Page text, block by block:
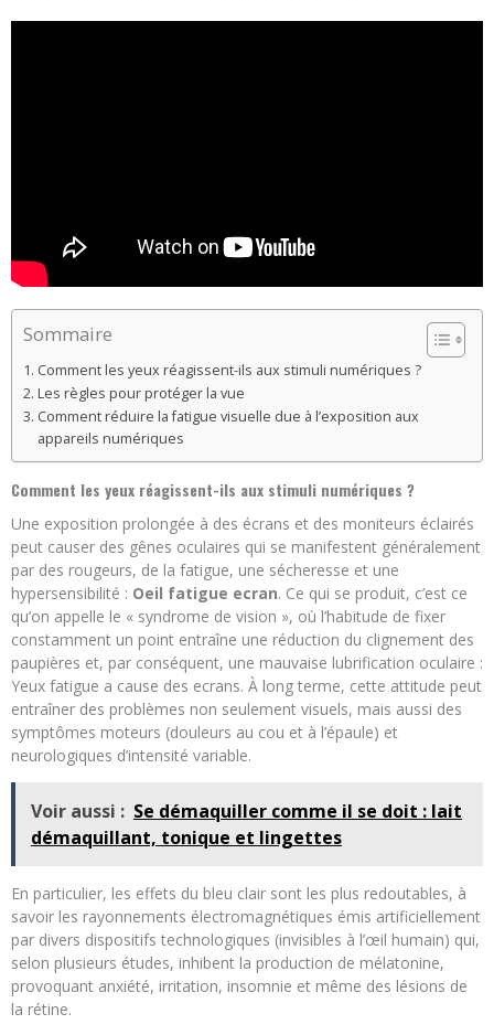
Sommaire
Comment les yeux réagissent-ils aux stimuli numériques ?
Les règles pour protéger la vue
Comment réduire la fatigue visuelle due à l’exposition aux
appareils numériques
Comment les yeux réagissent-ils aux stimuli numériques ?
Une exposition prolongée à des écrans et des moniteurs éclairés
peut causer des gênes oculaires qui se manifestent généralement
par des rougeurs, de la fatigue, une sécheresse et une
hypersensibilité : Oeil fatigue ecran. Ce qui se produit, c’est ce
qu’on appelle le « syndrome de vision », où l’habitude de fixer
constamment un point entraîne une réduction du clignement des
paupières et, par conséquent, une mauvaise lubrification oculaire :
Yeux fatigue a cause des ecrans. À long terme, cette attitude peut
entraîner des problèmes non seulement visuels, mais aussi des
symptômes moteurs (douleurs au cou et à l’épaule) et
neurologiques d’intensité variable.
Voir aussi : Se démaquiller comme il se doit : lait
démaquillant, tonique et lingettes
En particulier, les effets du bleu clair sont les plus redoutables, à
savoir les rayonnements électromagnétiques émis artificiellement
par divers dispositifs technologiques (invisibles à l’œil humain) qui,
selon plusieurs études, inhibent la production de mélatonine,
provoquant anxiété, irritation, insomnie et même des lésions de
la rétine.